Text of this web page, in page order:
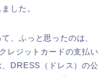
した。
、ふっと思ったのは、
レジットカードの支払い
DRESS（ドレス）の公